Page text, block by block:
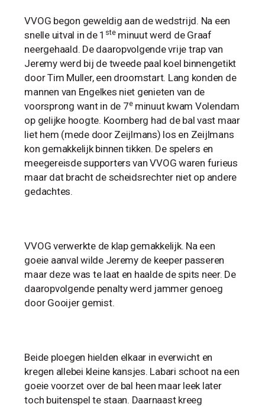
VVOG begon geweldig aan de wedstrijd. Na een
snelle uitval in de 1 steminuut werd de Graaf
neergehaald. De daaropvolgende vrije trap van
Jeremy werd bij de tweede paal koel binnengetikt
door Tim Muller, een droomstart. Lang konden de
mannen van Engelkes niet genieten van de
voorsprong want in de 7eminuut kwam Volendam
op gelijke hoogte. Koornberg had de bal vast maar
liet hem (mede door Zeijlmans) los en Zeijlmans
kon gemakkelijk binnen tikken. De spelers en
meegereisde supporters van VVOG waren furieus
maar dat bracht de scheidsrechter niet op andere
gedachtes.
VVOG verwerkte de klap gemakkelijk. Na een
goeie aanval wilde Jeremy de keeper passeren
maar deze was te laat en haalde de spits neer. De
daaropvolgende penalty werd jammer genoeg
door Gooijer gemist.
Beide ploegen hielden elkaar in everwicht en
kregen allebei kleine kansjes. Labari schoot na een
goeie voorzet over de bal heen maar leek later
toch buitenspel te staan. Daarnaast kreeg